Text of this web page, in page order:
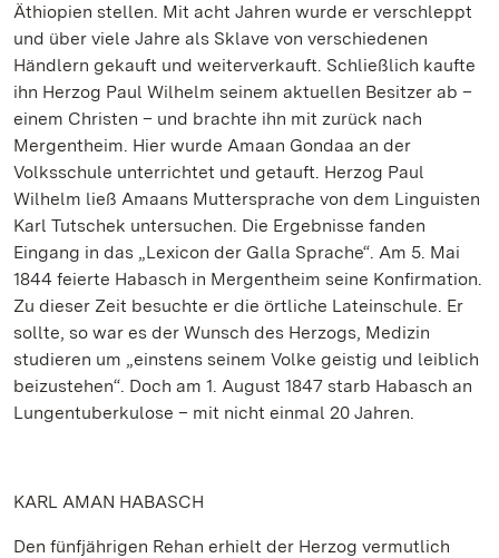
Äthiopien stellen. Mit acht Jahren wurde er verschleppt
und über viele Jahre als Sklave von verschiedenen
Händlern gekauft und weiterverkauft. Schließlich kaufte
ihn Herzog Paul Wilhelm seinem aktuellen Besitzer ab –
einem Christen – und brachte ihn mit zurück nach
Mergentheim. Hier wurde Amaan Gondaa an der
Volksschule unterrichtet und getauft. Herzog Paul
Wilhelm ließ Amaans Muttersprache von dem Linguisten
Karl Tutschek untersuchen. Die Ergebnisse fanden
Eingang in das „Lexicon der Galla Sprache“. Am 5. Mai
1844 feierte Habasch in Mergentheim seine Konfirmation.
Zu dieser Zeit besuchte er die örtliche Lateinschule. Er
sollte, so war es der Wunsch des Herzogs, Medizin
studieren um „einstens seinem Volke geistig und leiblich
beizustehen“. Doch am 1. August 1847 starb Habasch an
Lungentuberkulose – mit nicht einmal 20 Jahren.
KARL AMAN HABASCH
Den fünfjährigen Rehan erhielt der Herzog vermutlich